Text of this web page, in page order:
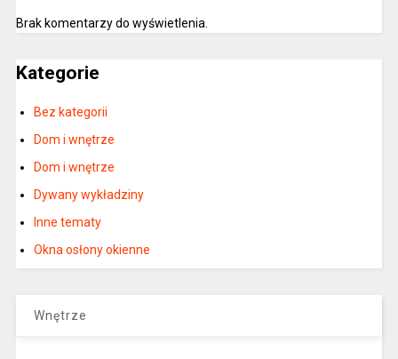
Brak komentarzy do wyświetlenia.
Kategorie
Bez kategorii
Dom i wnętrze
Dom i wnętrze
Dywany wykładziny
Inne tematy
Okna osłony okienne
Wnętrze